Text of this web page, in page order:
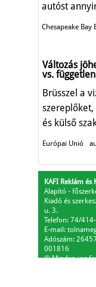
autóst
Chesapeake Bay
Változás
vs.
Brüsszel a
és külső
Európai Unió
KAFI Reklám
Alapító -
Kiadó és
u. 3.
Telefon: 74/
E-mail:
Adószám:
001816
© Minden jog